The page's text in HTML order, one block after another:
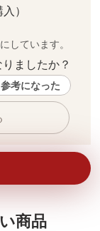
）
しています。
ましたか？
参考になった
商品